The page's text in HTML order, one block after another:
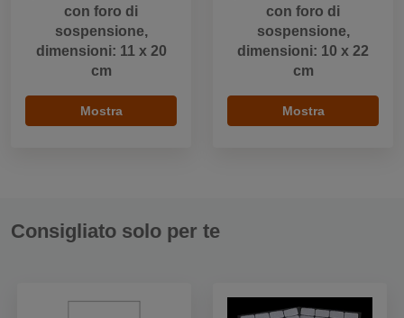
con foro di
sospensione,
dimensioni: 11 x 20
cm
Mostra
con foro di
sospensione,
dimensioni: 10 x 22
cm
Mostra
Consigliato solo per te